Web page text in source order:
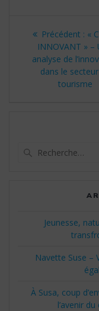
de
l’article
Précédent :
:
«
INNOVANT » –
analyse de
dans le
tourisme
Jeunesse,
Navette Suse –
À Susa, coup
l’avenir